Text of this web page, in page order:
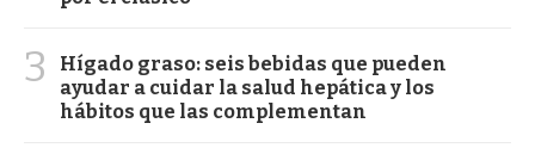
3
Hígado graso: seis bebidas que pueden
ayudar a cuidar la salud hepática y los
hábitos que las complementan